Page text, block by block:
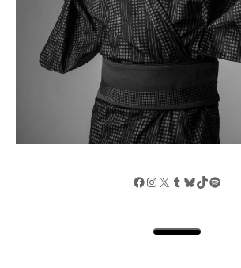
Facebook
Instagram
X Tumblr
Bluesky
TikTokSpotify